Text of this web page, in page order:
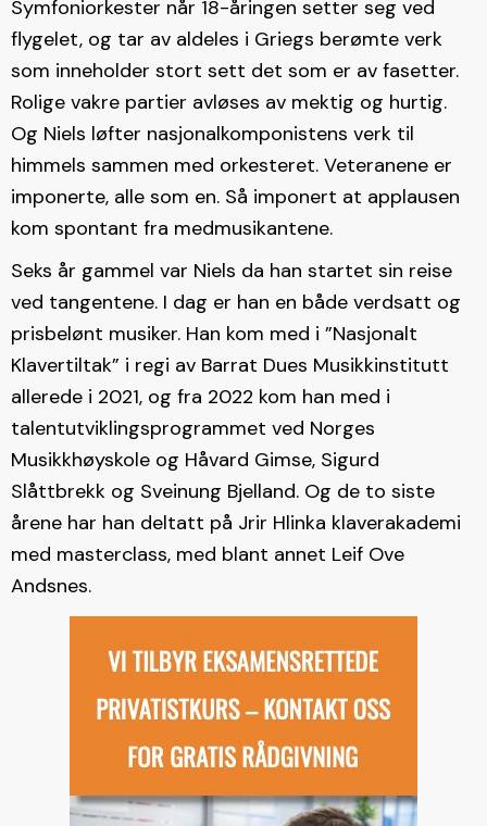
Symfoniorkester når 18-åringen setter seg ved
flygelet, og tar av aldeles i Griegs berømte verk
som inneholder stort sett det som er av fasetter.
Rolige vakre partier avløses av mektig og hurtig.
Og Niels løfter nasjonalkomponistens verk til
himmels sammen med orkesteret. Veteranene er
imponerte, alle som en. Så imponert at applausen
kom spontant fra medmusikantene.
Seks år gammel var Niels da han startet sin reise
ved tangentene. I dag er han en både verdsatt og
prisbelønt musiker. Han kom med i ”Nasjonalt
Klavertiltak” i regi av Barrat Dues Musikkinstitutt
allerede i 2021, og fra 2022 kom han med i
talentutviklingsprogrammet ved Norges
Musikkhøyskole og Håvard Gimse, Sigurd
Slåttbrekk og Sveinung Bjelland. Og de to siste
årene har han deltatt på Jrir Hlinka klaverakademi
med masterclass, med blant annet Leif Ove
Andsnes.